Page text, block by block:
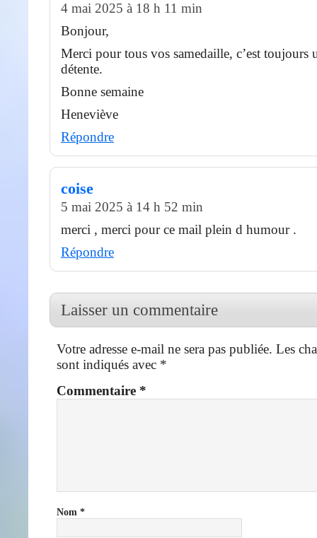
4 mai 2025 à 18 h 11 min
Bonjour,
Merci pour tous vos samedaille, c’est toujours
détente.
Bonne semaine
Heneviève
Répondre
coise
5 mai 2025 à 14 h 52 min
merci , merci pour ce mail plein d humour .
Répondre
Laisser un commentaire
Votre adresse e-mail ne sera pas publiée. Les
sont indiqués avec *
Commentaire *
Nom *